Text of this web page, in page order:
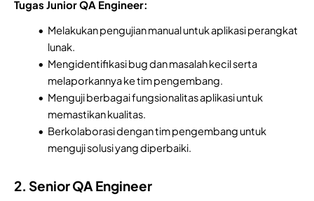
Tugas Junior QA Engineer:
Melakukan pengujian manual untuk aplikasi perangkat
lunak.
Mengidentifikasi bug dan masalah kecil serta
melaporkannya ke tim pengembang.
Menguji berbagai fungsionalitas aplikasi untuk
memastikan kualitas.
Berkolaborasi dengan tim pengembang untuk
menguji solusi yang diperbaiki.
2. Senior QA Engineer